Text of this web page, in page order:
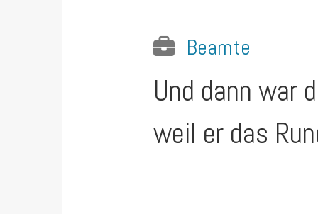
Beamte
Und dann war
weil er das